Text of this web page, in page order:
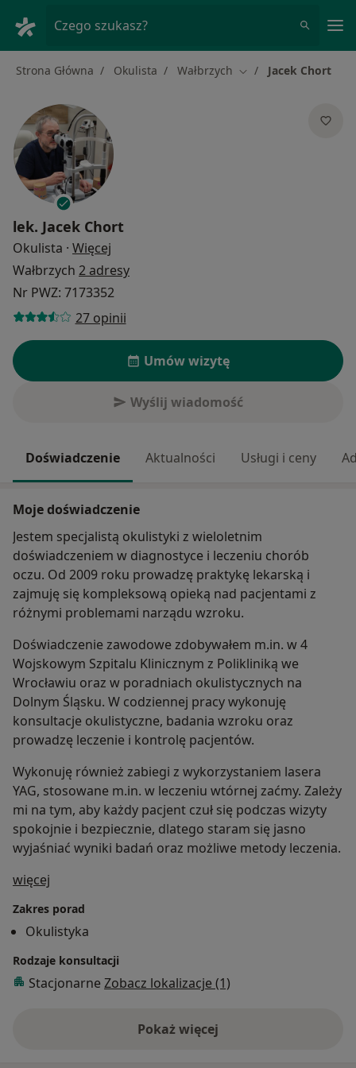
Czego szukasz?
Strona Główna Okulista Wałbrzych Zmień miasto
Jacek Chort
lek. Jacek Chort
Okulista · Więcej
Wałbrzych 2 adresy
Nr PWZ: 7173352
27 opinii
Umów wizytę
Wyślij wiadomość
Doświadczenie Aktualności Usługi i ceny
Moje doświadczenie
Jestem specjalistą okulistyki z wieloletnim
doświadczeniem w diagnostyce i leczeniu chorób
oczu. Od 2009 roku prowadzę praktykę lekarską i
zajmuję się kompleksową opieką nad pacjentami z
różnymi problemami narządu wzroku.
Doświadczenie zawodowe zdobywałem m.in. w 4
Wojskowym Szpitalu Klinicznym z Polikliniką we
Wrocławiu oraz w poradniach okulistycznych na
Dolnym Śląsku. W codziennej pracy wykonuję
konsultacje okulistyczne, badania wzroku oraz
prowadzę leczenie i kontrolę pacjentów.
Wykonuję również zabiegi z wykorzystaniem lasera
YAG, stosowane m.in. w leczeniu wtórnej zaćmy. Zależy
mi na tym, aby każdy pacjent czuł się podczas wizyty
spokojnie i bezpiecznie, dlatego staram się jasno
wyjaśniać wyniki badań oraz możliwe metody leczenia.
więcej
Zakres porad
Okulistyka
Rodzaje konsultacji
Stacjonarne Zobacz lokalizacje (1)
Pokaż więcejo doświadczeniu